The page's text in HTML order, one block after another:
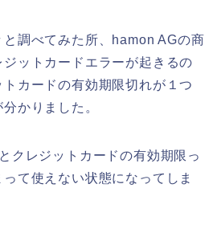
調べてみた所、hamon AGの商
ットカードエラーが起きるの
カードの有効期限切れが１つ
かりました。
クレジットカードの有効期限っ
て使えない状態になってしま